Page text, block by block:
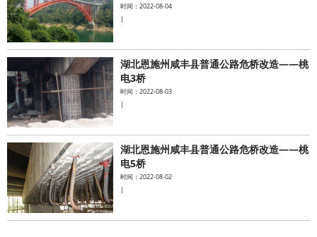
时间：2022-08-04
|
湖北恩施州咸丰县普通公路危桥改造——桃
电3桥
时间：2022-08-03
|
湖北恩施州咸丰县普通公路危桥改造——桃
电5桥
时间：2022-08-02
|